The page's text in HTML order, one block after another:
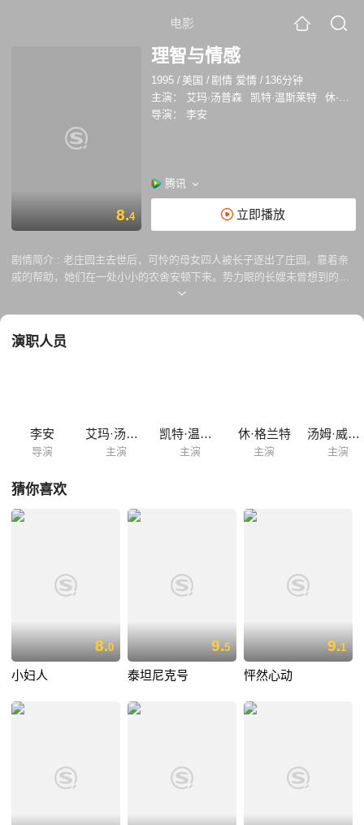
电影
8.4
理智与情感
1995 / 美国 /剧情 爱情 / 136分钟
主演：
艾玛·汤普森 凯特·温斯莱特
休·格兰特
导演：
李安
腾讯
立即播放
剧情简介 : 老庄园主去世后，可怜的母女四人被长子逐出了庄园。靠着亲
戚的帮助，她们在一处小小的农舍安顿下来。势力眼的长嫂未曾想到的
是，她的弟弟爱德华（休·格兰特 饰）爱上了三姐妹中的大姐埃莉诺（艾
特 饰）和英俊的军官威罗比（格雷·怀斯 饰）陷入热恋。情感外露的玛丽
生活的困境呢？
演职人员
李安
导演
艾玛·汤普森
主演
凯特·温斯莱特
主演
休·格兰特
主演
汤姆·威尔金森
主演
猜你喜欢
8.0
小妇人
9.5
泰坦尼克号
9.1
怦然心动